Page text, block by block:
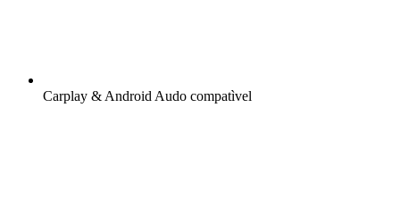
Carplay & Android Audo compatìvel